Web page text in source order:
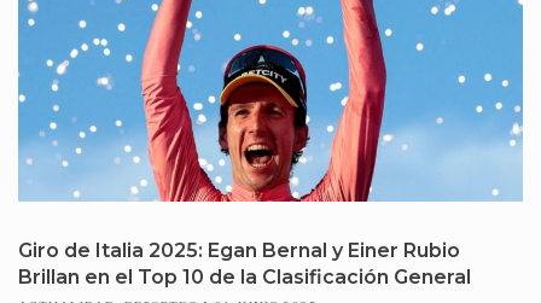
Giro de Italia 2025: Egan Bernal y Einer Rubio
Brillan en el Top 10 de la Clasificación General